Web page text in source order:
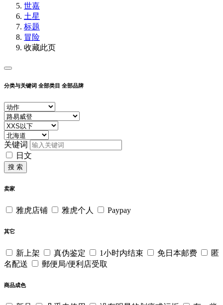
世嘉
土星
标题
冒险
收藏此页
分类与关键词 全部类目 全部品牌
关键词
日文
搜 索
卖家
雅虎店铺 雅虎个人 Paypay
其它
新上架 真伪鉴定 1小时内结束 免日本邮费
匿
名配送
郵便局/便利店受取
商品成色